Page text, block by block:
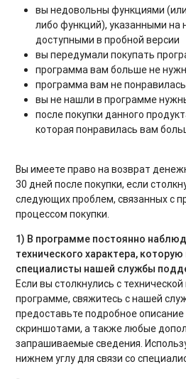
вы недовольны функциями
либо функций), указанными на
доступными в пробной версии
вы передумали покупать
программа вам больше не
программа вам не понравилась
вы не нашли в программе
после покупки данного
которая понравилась вам
Вы имеете право на возврат
30 дней после покупки, если
следующих проблем, связанных с
процессом покупки.
1) В программе постоянно
технического характера,
специалисты нашей службы
Если вы столкнулись с
программе, свяжитесь с нашей
предоставьте подробное
скриншотами, а также любые
запрашиваемые сведения.
нижнем углу для связи со